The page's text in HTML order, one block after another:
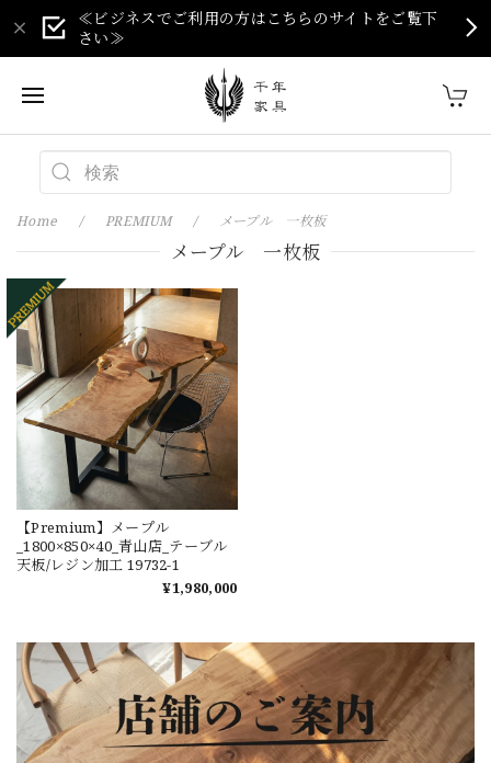
≪ビジネスでご利用の方はこちらのサイトをご覧下
さい≫
Home PREMIUM メープル 一枚板
メープル 一枚板
【Premium】メープル
_1800×850×40_青山店_テーブル
天板/レジン加工 19732-1
¥1,980,000